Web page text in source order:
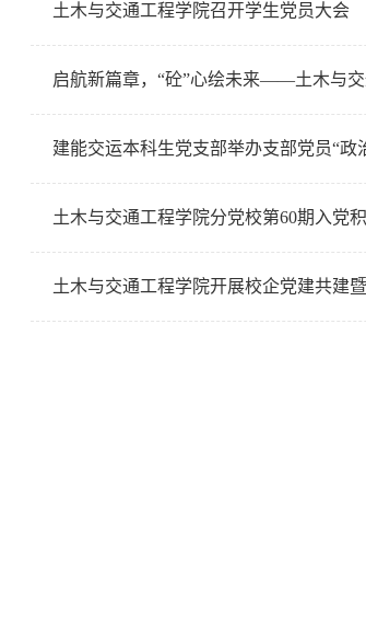
土木与交通工程学院召开学生党员大会
启航新篇章，“砼”心绘未来——土木与
建能交运本科生党支部举办支部党员“政
土木与交通工程学院分党校第60期入党
土木与交通工程学院开展校企党建共建